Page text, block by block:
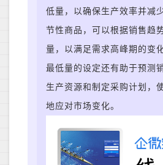
低量，以确保生产效率并减
节性商品，可以根据销售趋
量，以满足需求高峰期的变
最低量的设定还有助于预测
生产资源和制定采购计划，
地应对市场变化。